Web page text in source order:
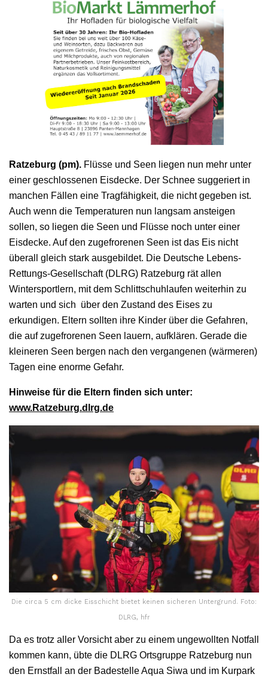
Ratzeburg (pm). Flüsse und Seen liegen nun mehr unter
einer geschlossenen Eisdecke. Der Schnee suggeriert in
manchen Fällen eine Tragfähigkeit, die nicht gegeben ist.
Auch wenn die Temperaturen nun langsam ansteigen
sollen, so liegen die Seen und Flüsse noch unter einer
Eisdecke. Auf den zugefrorenen Seen ist das Eis nicht
überall gleich stark ausgebildet. Die Deutsche Lebens-
Rettungs-Gesellschaft (DLRG) Ratzeburg rät allen
Wintersportlern, mit dem Schlittschuhlaufen weiterhin zu
warten und sich über den Zustand des Eises zu
erkundigen. Eltern sollten ihre Kinder über die Gefahren,
die auf zugefrorenen Seen lauern, aufklären. Gerade die
kleineren Seen bergen nach den vergangenen (wärmeren)
Tagen eine enorme Gefahr.
Hinweise für die Eltern finden sich unter:
www.Ratzeburg.dlrg.de
Die circa 5 cm dicke Eisschicht bietet keinen sicheren Untergrund. Foto:
DLRG, hfr
Da es trotz aller Vorsicht aber zu einem ungewollten Notfall
kommen kann, übte die DLRG Ortsgruppe Ratzeburg nun
den Ernstfall an der Badestelle Aqua Siwa und im Kurpark